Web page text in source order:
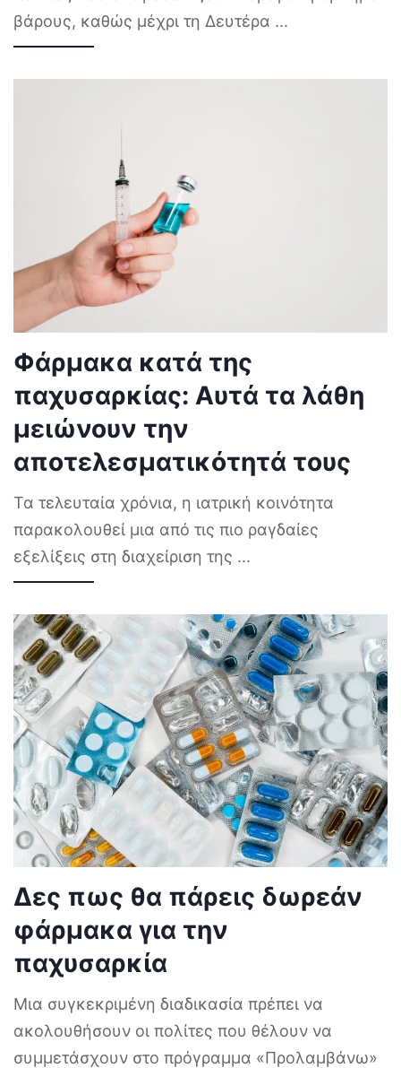
βάρους, καθώς μέχρι τη Δευτέρα ...
Φάρμακα κατά της
παχυσαρκίας: Αυτά τα λάθη
μειώνουν την
αποτελεσματικότητά τους
Τα τελευταία χρόνια, η ιατρική κοινότητα
παρακολουθεί μια από τις πιο ραγδαίες
εξελίξεις στη διαχείριση της ...
Δες πως θα πάρεις δωρεάν
φάρμακα για την
παχυσαρκία
Μια συγκεκριμένη διαδικασία πρέπει να
ακολουθήσουν οι πολίτες που θέλουν να
συμμετάσχουν στο πρόγραμμα «Προλαμβάνω»